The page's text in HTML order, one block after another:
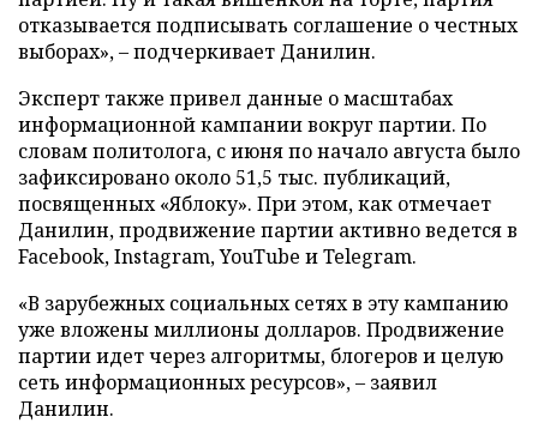
отказывается подписывать соглашение о честных
выборах», – подчеркивает Данилин.
Эксперт также привел данные о масштабах
информационной кампании вокруг партии. По
словам политолога, с июня по начало августа было
зафиксировано около 51,5 тыс. публикаций,
посвященных «Яблоку». При этом, как отмечает
Данилин, продвижение партии активно ведется в
Facebook, Instagram, YouTube и Telegram.
«В зарубежных социальных сетях в эту кампанию
уже вложены миллионы долларов. Продвижение
партии идет через алгоритмы, блогеров и целую
сеть информационных ресурсов», – заявил
Данилин.